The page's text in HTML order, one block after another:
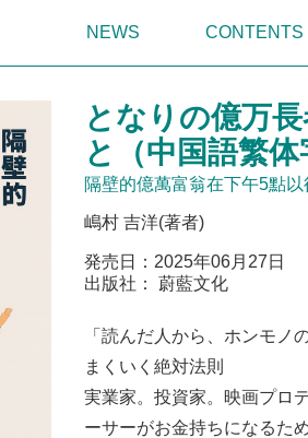
NEWS CONTENTS
となりの億万
と（中国語繁体
隔壁的億萬富翁在下午5點
嶋村 吉洋(著者)
発売日：2025年06月27日
出版社： 蔚藍文化
「読んだ人から、ホンモノ
まくいく絶対法則
実業家。投資家。映画プロ
ーサーがお金持ちになるた